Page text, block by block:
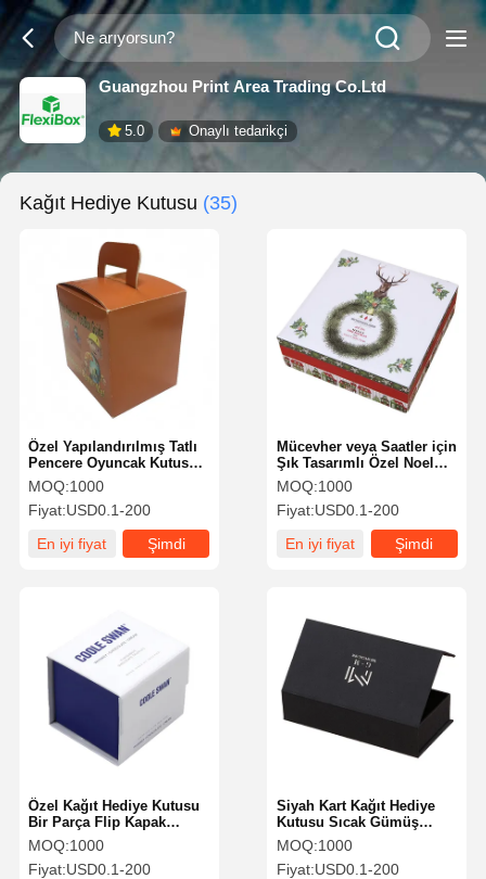
Guangzhou Print Area Trading Co.Ltd
5.0 Onaylı tedarikçi
Kağıt Hediye Kutusu (35)
Özel Yapılandırılmış Tatlı
Pencere Oyuncak Kutusu
Taşınabilir Ve
Yazdırılabilir Oyuncak
Paket Kutusu
MOQ:1000
Fiyat:USD0.1-200
En iyi fiyat
Şimdi
Mücevher veya Saatler için
Şık Tasarımlı Özel Noel
Hediye Kutusu
MOQ:1000
Fiyat:USD0.1-200
En iyi fiyat
Şimdi
Özel Kağıt Hediye Kutusu
Bir Parça Flip Kapak
Katlanabilir Hediye Kutusu
Mükemmel Tasarım
MOQ:1000
Fiyat:USD0.1-200
Siyah Kart Kağıt Hediye
Kutusu Sıcak Gümüş
Logo Manyetik Kitap
Kutusu Konforlu
MOQ:1000
Fiyat:USD0.1-200